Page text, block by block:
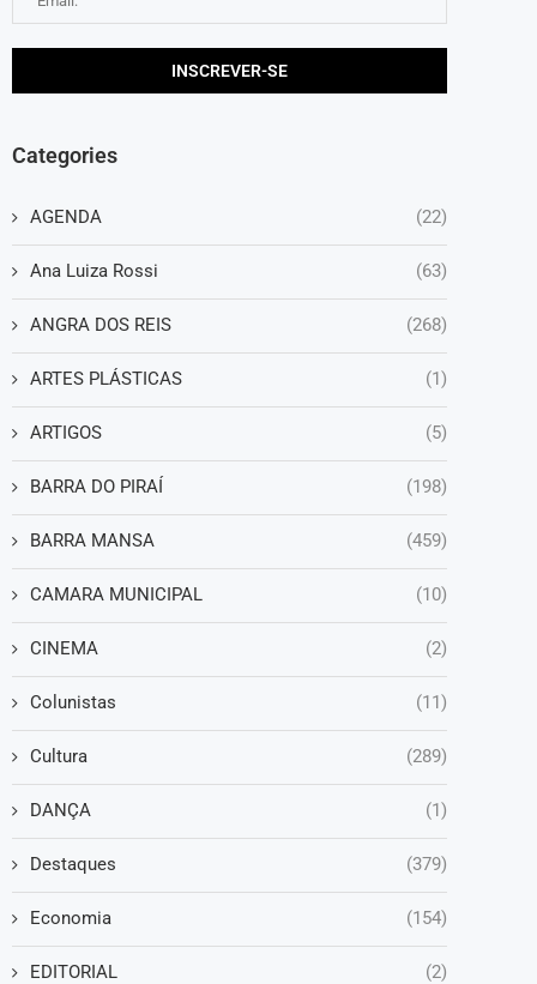
Categories
AGENDA (22)
Ana Luiza Rossi (63)
ANGRA DOS REIS (268)
ARTES PLÁSTICAS (1)
ARTIGOS (5)
BARRA DO PIRAÍ (198)
BARRA MANSA (459)
CAMARA MUNICIPAL (10)
CINEMA (2)
Colunistas (11)
Cultura (289)
DANÇA (1)
Destaques (379)
Economia (154)
EDITORIAL (2)